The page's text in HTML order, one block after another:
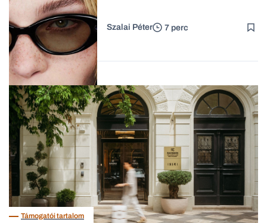
Forbes-sztori
AI
Szalai Péter 7 perc
Támogatói tartalom